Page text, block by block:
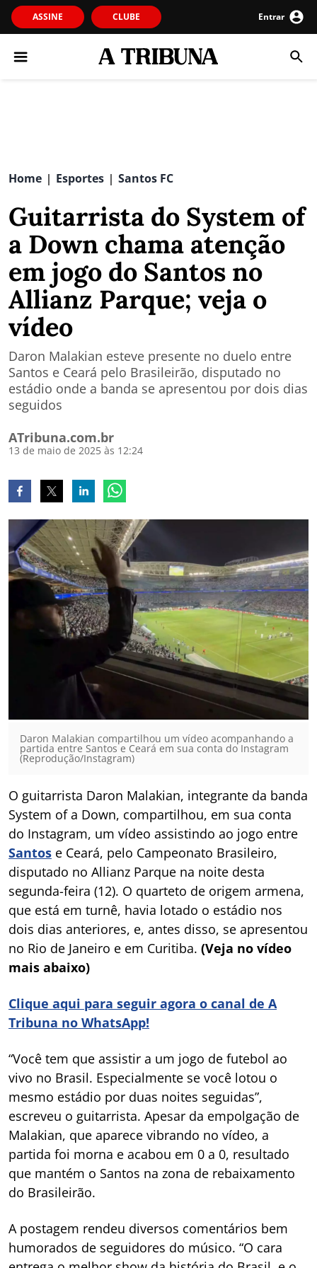
ASSINE CLUBE Entrar
Home | Esportes | Santos FC
Guitarrista do System of
a Down chama atenção
em jogo do Santos no
Allianz Parque; veja o
vídeo
Daron Malakian esteve presente no duelo entre
Santos e Ceará pelo Brasileirão, disputado no
estádio onde a banda se apresentou por dois dias
seguidos
ATribuna.com.br
13 de maio de 2025 às 12:24
Daron Malakian compartilhou um vídeo acompanhando a
partida entre Santos e Ceará em sua conta do Instagram
(Reprodução/Instagram)
O guitarrista Daron Malakian, integrante da banda
System of a Down, compartilhou, em sua conta
do Instagram, um vídeo assistindo ao jogo entre
Santos e Ceará, pelo Campeonato Brasileiro,
disputado no Allianz Parque na noite desta
segunda-feira (12). O quarteto de origem armena,
que está em turnê, havia lotado o estádio nos
dois dias anteriores, e, antes disso, se apresentou
no Rio de Janeiro e em Curitiba. (Veja no vídeo
mais abaixo)
Clique aqui para seguir agora o canal de A
Tribuna no WhatsApp!
“Você tem que assistir a um jogo de futebol ao
vivo no Brasil. Especialmente se você lotou o
mesmo estádio por duas noites seguidas”,
escreveu o guitarrista. Apesar da empolgação de
Malakian, que aparece vibrando no vídeo, a
partida foi morna e acabou em 0 a 0, resultado
que mantém o Santos na zona de rebaixamento
do Brasileirão.
A postagem rendeu diversos comentários bem
humorados de seguidores do músico. “O cara